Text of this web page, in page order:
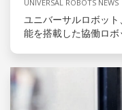
UNIVERSAL ROBOTS NEWS
ユニバーサルロボッ
能を搭載した協働ロ